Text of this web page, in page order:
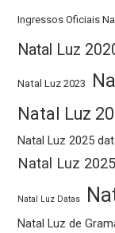
Ingressos Oficiais
Natal Luz
Natal Luz 2023
Natal Luz
Natal Luz 2025
Natal Luz
Natal Luz Datas
Natal Luz de